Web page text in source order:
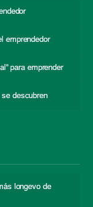
emprendedor
para emprender
se descubren
longevo de